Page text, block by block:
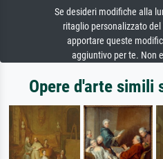
Se desideri modifiche alla
ritaglio personalizzato
apportare queste
aggiuntivo per te. Non
Opere d'arte simili